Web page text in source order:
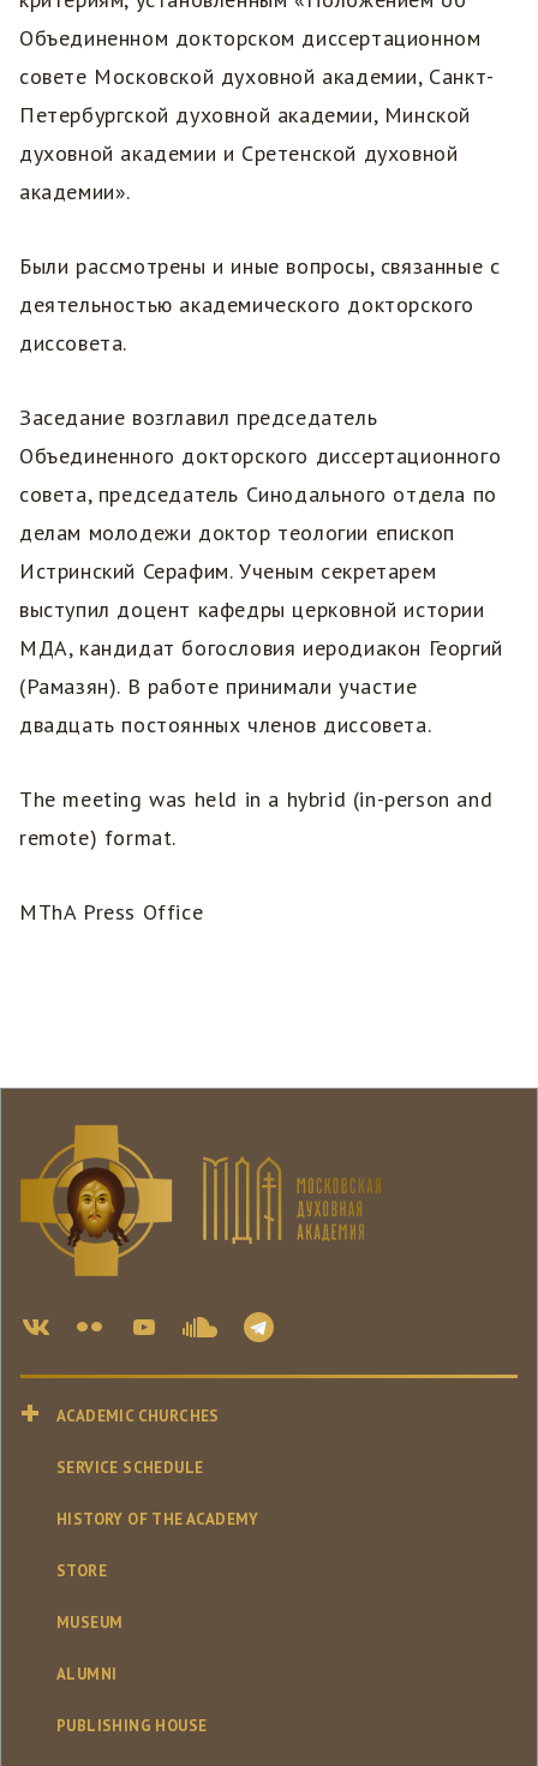
Объединенном докторском диссертационном
совете Московской духовной академии, Санкт-
Петербургской духовной академии, Минской
духовной академии и Сретенской духовной
академии».
Были рассмотрены и иные вопросы, связанные с
деятельностью академического докторского
диссовета.
Заседание возглавил председатель
Объединенного докторского диссертационного
совета, председатель Синодального отдела по
делам молодежи доктор теологии епископ
Истринский Серафим. Ученым секретарем
выступил доцент кафедры церковной истории
МДА, кандидат богословия иеродиакон Георгий
(Рамазян). В работе принимали участие
двадцать постоянных членов диссовета.
The meeting was held in a hybrid (in-person and
remote) format.
MThA Press Office
ACADEMIC CHURCHES
SERVICE SCHEDULE
HISTORY OF THE ACADEMY
STORE
MUSEUM
ALUMNI
PUBLISHING HOUSE